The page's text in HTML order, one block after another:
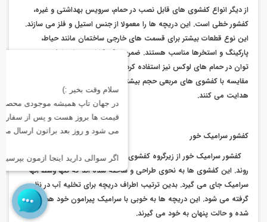
از دیگر انواع کفشوی های قابل نصب در حمام، سرویس بهداشتی و غیره،
کفشور خطی است. این دریچه ها را معمولا از جنس استیل و فلز می سازند.
این نوع قطعات بیشتر برای قسمت های خارجی ساختمان مانند حیاط،
پارکینگ و استخرها مناسب هستند. ضمن اینکه کفشوی های خطی را می
توان در حمام های لوکس نیز استفاده کرد. خوب است بدانید، این قطعات در
مقایسه با کفشوی های مربعی حجم بیشتری از آب را به کانال های فاضلاب
هدایت می کنند.
کفشور سرامیک خور
کفشور سرامیک خور از زیرگروه کفشوی های مربعی و خطی به شمار می
روند. این کفشوی ها به نحوی طراحی و ساخته شده اند که تنها وسط آنها
سرامیک جای می گیرد. بدین ترتیب اطراف دریچه برای تخلیه آب در نظر
گرفته می شود. این دریچه ها به خوبی با سرامیک پیرامون خود هم شکل
شده و حالت پنهان به خود می گیرند.